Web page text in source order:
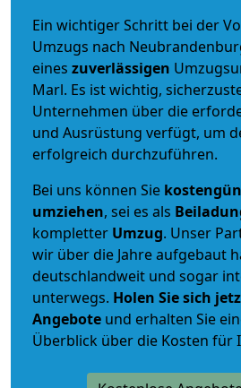
Ein wichtiger Schritt bei der
Umzugs nach
eines zuverlässigen
Marl. Es ist wichtig,
Unternehmen über die
und Ausrüstung verfügt, um
erfolgreich durchzuführen.
Bei uns können Sie
umziehen, sei es als
kompletter Umzug. Unser
wir über die Jahre aufgebaut
deutschlandweit und sogar
unterwegs. Holen Sie sich
Angebote und erhalten Sie
Überblick über die Kosten für